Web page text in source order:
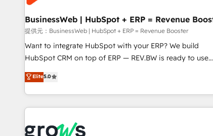
become part of your team. Your team learns while we
We fix what others broke. Built for mid-market reality—
practical solutions that work with your actual headcount
and constraints. By the Numbers 🏆 Top 1% of all HubSpot
partners 🔄 Top 5% globally in client retention 📅 10+
marketing leaders, and sales ops at mid-market
ready to move beyond spreadsheets into unified
BusinessWeb | HubSpot + ERP = Revenue
提供元：BusinessWeb | HubSpot + ERP = Revenue Booster
Want to integrate HubSpot with your ERP? We build
HubSpot CRM on top of ERP — REV.BW is ready to use
business model that you can for fast CRM start in your
organization. It's not brands that solve challenges — it's
people. Our Revenue Architects work side-by-side with
your team to turn your ERP data into real sales control. Our
on manufacturing, trade, distribution, logistics and
Elite5.0